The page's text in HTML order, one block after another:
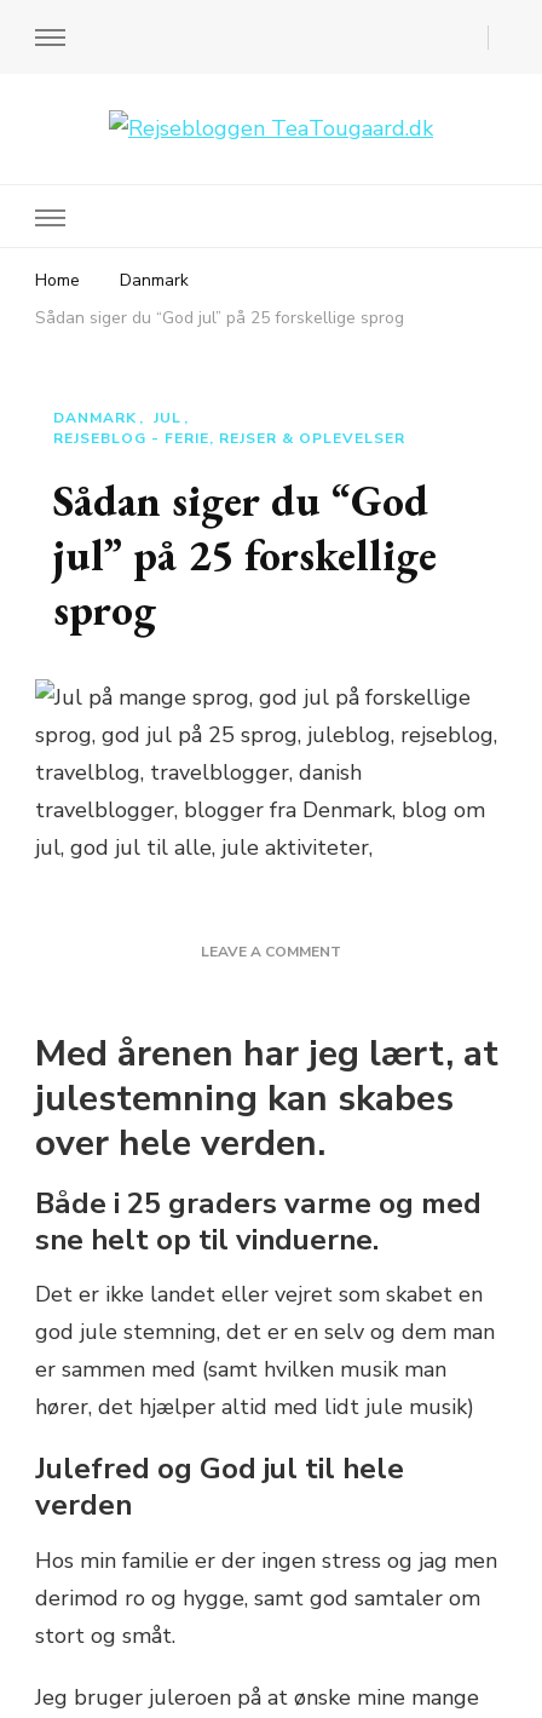
Home
Danmark
Sådan siger du “God jul” på 25 forskellige sprog
DANMARK
JUL
REJSEBLOG - FERIE, REJSER & OPLEVELSER
Sådan siger du “God
jul” på 25 forskellige
sprog
LEAVE A COMMENT
“GOD
JUL”
PÅ
Med årenen har jeg lært, at
julestemning kan skabes
over hele verden.
Både i 25 graders varme og med
sne helt op til vinduerne.
Det er ikke landet eller vejret som skabet en
god jule stemning, det er en selv og dem man
er sammen med (samt hvilken musik man
hører, det hjælper altid med lidt jule musik)
Julefred og God jul til hele
verden
Hos min familie er der ingen stress og jag men
derimod ro og hygge, samt god samtaler om
stort og småt.
Jeg bruger juleroen på at ønske mine mange